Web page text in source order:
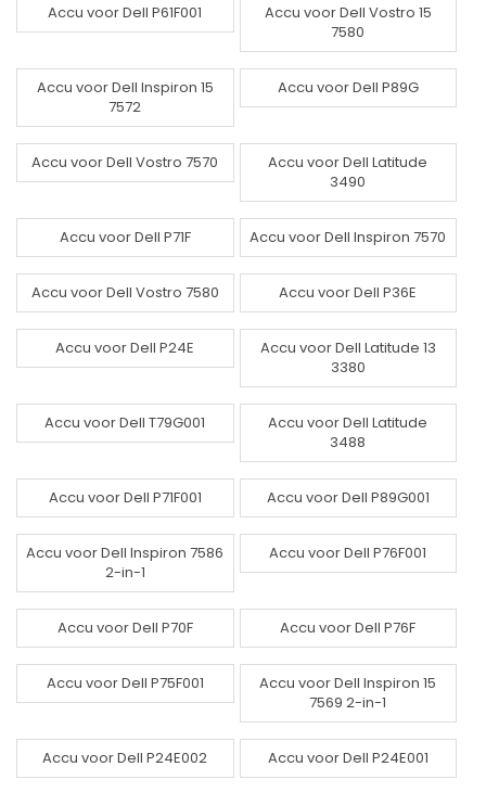
Accu voor Dell P61F001
Accu voor Dell Vostro 15
7580
Accu voor Dell Inspiron 15
7572
Accu voor Dell P89G
Accu voor Dell Vostro 7570
Accu voor Dell Latitude
3490
Accu voor Dell P71F Accu voor Dell Inspiron 7570
Accu voor Dell Vostro 7580 Accu voor Dell P36E
Accu voor Dell P24E
Accu voor Dell Latitude 13
3380
Accu voor Dell T79G001
Accu voor Dell Latitude
3488
Accu voor Dell P71F001 Accu voor Dell P89G001
Accu voor Dell Inspiron 7586
2-in-1
Accu voor Dell P76F001
Accu voor Dell P70F Accu voor Dell P76F
Accu voor Dell P75F001
Accu voor Dell Inspiron 15
7569 2-in-1
Accu voor Dell P24E002 Accu voor Dell P24E001